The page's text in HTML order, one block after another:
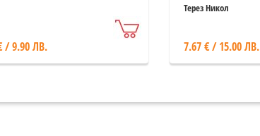
/ 9.90 ЛВ.
Терез Никол
7.67 € / 15.00 ЛВ.